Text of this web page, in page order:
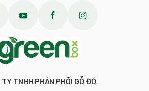
TY TNHH PHÂN PHỐI GỖ ĐỎ